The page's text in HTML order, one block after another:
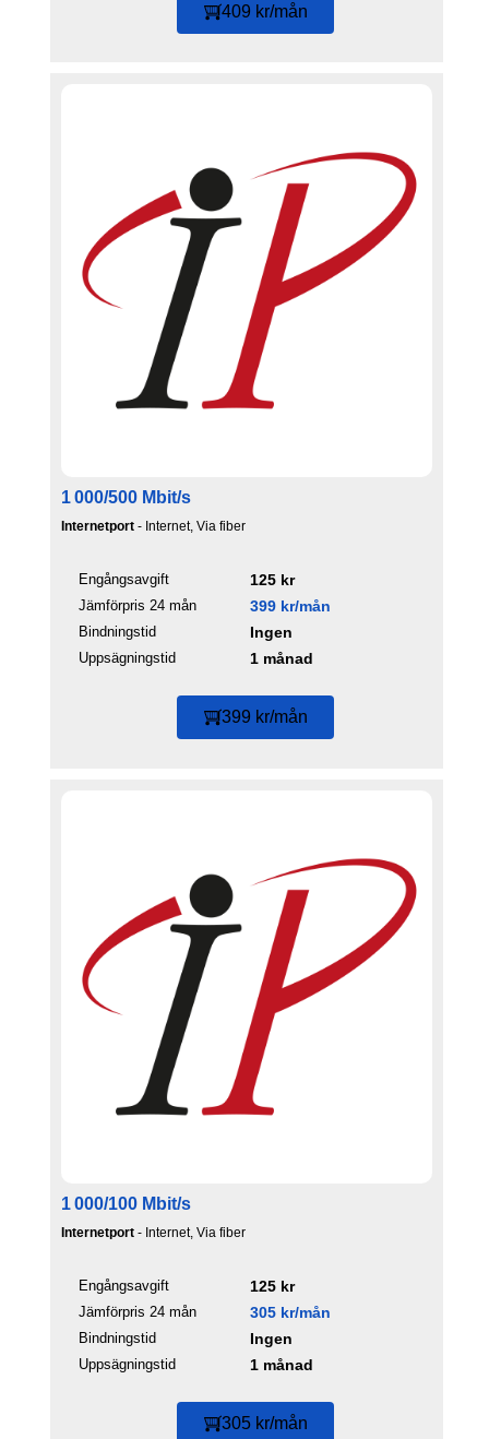
409 kr/mån
1 000/500 Mbit/s
Internetport - Internet, Via fiber
Engångsavgift 125 kr
Jämförpris 24 mån 399 kr/mån
Bindningstid Ingen
Uppsägningstid 1 månad
399 kr/mån
1 000/100 Mbit/s
Internetport - Internet, Via fiber
Engångsavgift 125 kr
Jämförpris 24 mån 305 kr/mån
Bindningstid Ingen
Uppsägningstid 1 månad
305 kr/mån